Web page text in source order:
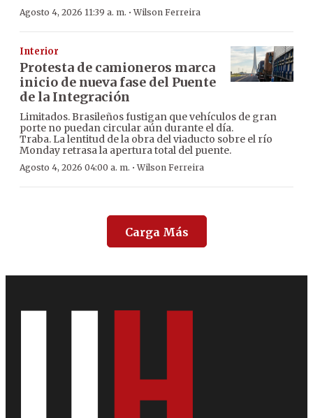
Agosto 4, 2026 11:39 a. m. ·Wilson Ferreira
Interior
Protesta de camioneros marca
inicio de nueva fase del Puente
de la Integración
Limitados. Brasileños fustigan que vehículos de gran
porte no puedan circular aún durante el día.
Traba. La lentitud de la obra del viaducto sobre el río
Monday retrasa la apertura total del puente.
Agosto 4, 2026 04:00 a. m. ·Wilson Ferreira
Carga Más